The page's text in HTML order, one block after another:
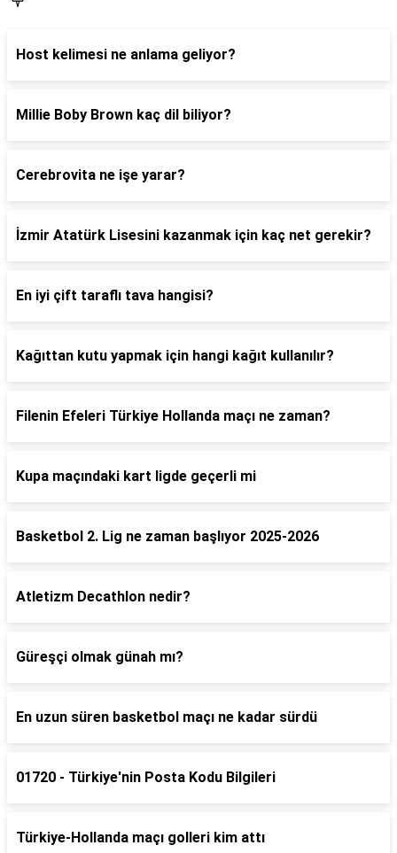
Host kelimesi ne anlama geliyor?
Millie Boby Brown kaç dil biliyor?
Cerebrovita ne işe yarar?
İzmir Atatürk Lisesini kazanmak için kaç net gerekir?
En iyi çift taraflı tava hangisi?
Kağıttan kutu yapmak için hangi kağıt kullanılır?
Filenin Efeleri Türkiye Hollanda maçı ne zaman?
Kupa maçındaki kart ligde geçerli mi
Basketbol 2. Lig ne zaman başlıyor 2025-2026
Atletizm Decathlon nedir?
Güreşçi olmak günah mı?
En uzun süren basketbol maçı ne kadar sürdü
01720 - Türkiye'nin Posta Kodu Bilgileri
Türkiye-Hollanda maçı golleri kim attı